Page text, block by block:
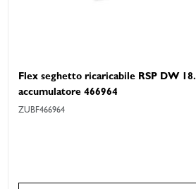
Flex seghetto ricaricabile RSP DW
accumulatore 466964
ZUBF466964